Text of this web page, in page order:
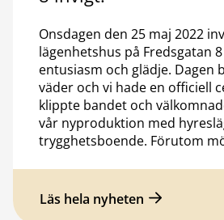
Onsdagen den 25 maj 2022
lägenhetshus på Fredsgatan
entusiasm och glädje. Dagen
väder och vi hade en officiell
klippte bandet och
vår nyproduktion med
trygghetsboende. Förutom
Läs hela nyheten